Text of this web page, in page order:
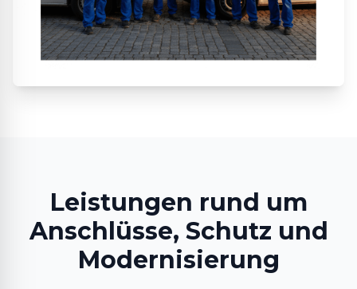
Leistungen rund um
Anschlüsse, Schutz und
Modernisierung